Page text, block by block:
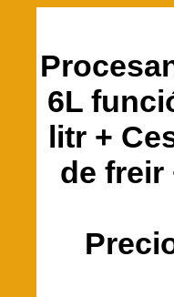
6L
litr +
de freir